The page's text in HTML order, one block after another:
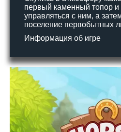
первый каменный топор и
управляться с ним, а
поселение первобытных
Информация об игре